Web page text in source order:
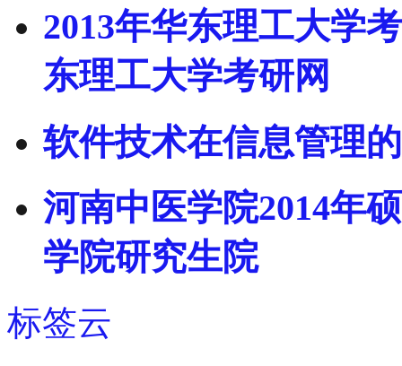
2013年华东理工大学
东理工大学考研网
软件技术在信息管理
河南中医学院2014年
学院研究生院
标签云